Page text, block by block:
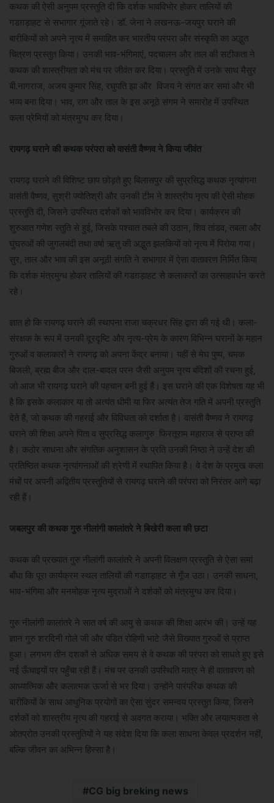
कथक की ऐसी अनुपम प्रस्तुति दी कि दर्शक भावविभोर होकर तालियों की
गडग़ड़ाहट से सभागार गूंजाते रहे। डॉ. जेना ने लखनऊ-जयपुर घराने की
बारीकियों को अपने नृत्य में समाहित कर भारतीय परंपरा और संस्कृति का अद्भुत
चित्रण प्रस्तुत किया। उनकी भाव-भंगिमाएं, पदचालन और ताल की सटीकता ने
कथक की शास्त्रीयता को मंच पर जीवंत कर दिया। प्रस्तुति में उनके साथ मैसुर
बी.नागराज, अजय कुमार सिंह, रघुपति झा और विजय ने संगत कर समां और भी
भव्य बना दिया। भाव, राग और ताल के इस अनूठे संगम ने समारोह में उपस्थित
कला प्रेमियों को मंत्रमुग्ध कर दिया।
रायगढ़ घराने की कथक परंपरा को वासंती वैष्णव ने किया जीवंत
रायगढ़ घराने की विशिष्ट छाप छोड़ते हुए बिलासपुर की सुप्रसिद्ध कथक नृत्यांगना
वासंती वैष्णव, सुश्री ज्योतिश्री और उनकी टीम ने शास्त्रीय नृत्य की ऐसी मोहक
प्रस्तुति दी, जिसने उपस्थित दर्शकों को भावविभोर कर दिया। कार्यक्रम की
शुरुआत गणेश स्तुति से हुई, जिसके पश्चात तबले की उठान, शिव तांडव, तबला और
घुंघरुओं की जुगलबंदी तथा वर्षा ऋतु की अद्भुत झलकियों को नृत्य में पिरोया गया।
सुर, ताल और भाव की इस अनूठी संगति ने सभागार में ऐसा वातावरण निर्मित किया
कि दर्शक मंत्रमुग्ध होकर तालियों की गडग़ड़ाहट से कलाकारों का उत्साहवर्धन करते
रहे।
ज्ञात हो कि रायगढ़ घराने की स्थापना राजा चक्रधर सिंह द्वारा की गई थी। कला-
संरक्षक के रूप में उनकी दूरदृष्टि और नृत्य-प्रेम के कारण विभिन्न घरानों के महान
गुरुओं व कलाकारों ने रायगढ़ को अपना केंद्र बनाया। यहीं से मेघ पुष्प, चमक
बिजली, ब्रह्म बीज और दाल-बादल परन जैसी अनुपम नृत्य बंदिशों की रचना हुई,
जो आज भी रायगढ़ घराने की पहचान बनी हुई हैं। इस घराने की एक विशेषता यह भी
है कि इसके कलाकार या तो अत्यंत धीमी या फिर अत्यंत तेज गति में अपनी प्रस्तुति
देते हैं, जो कथक की गहराई और विविधता को दर्शाता है। वासंती वैष्णव ने रायगढ़
घराने की शिक्षा अपने पिता व सुप्रसिद्ध कलागुरु फिरतूराम महाराज से प्राप्त की
है। कठोर साधना और संगतिक अनुशासन के प्रति उनकी निष्ठा ने उन्हें देश की
प्रतिष्ठित कथक नृत्यांगनाओं की श्रेणी में स्थापित किया है। वे देश के प्रमुख कला
मंचों पर अपनी अद्वितीय प्रस्तुतियों से रायगढ़ घराने की परंपरा को निरंतर आगे बढ़ा
रही हैं।
जबलपुर की कथक गुरु नीलांगी कालांतरे ने बिखेरी कला की छटा
कथक की प्रख्यात गुरु नीलांगी कालांतरे ने अपनी विलक्षण प्रस्तुति से ऐसा समां
बाँधा कि पूरा कार्यक्रम स्थल तालियों की गडग़ड़ाहट से गूँज उठा। उनकी साधना,
भाव-भंगिमा और मनमोहक नृत्य मुद्राओं ने दर्शकों को मंत्रमुग्ध कर दिया।
गुरु नीलांगी कालांतरे ने सात वर्ष की आयु से कथक की शिक्षा आरंभ की। उन्हें यह
ज्ञान गुरु शरदिनी गोले जी और पंडित रोहिणी भाटे जैसे विख्यात गुरुओं से प्राप्त
हुआ। लगभग तीन दशकों से अधिक समय से वे कथक की परंपरा को साधते हुए इसे
नई ऊँचाइयों पर पहुँचा रही हैं। मंच पर उनकी उपस्थिति मात्र ने ही वातावरण को
आध्यात्मिक और कलात्मक ऊर्जा से भर दिया। उन्होंने पारंपरिक कथक की
बारीकियों के साथ आधुनिक प्रयोगों का ऐसा सुंदर समन्वय प्रस्तुत किया, जिसने
दर्शकों को शास्त्रीय नृत्य की गहराई से अवगत कराया। भक्ति और लयात्मकता से
ओतप्रोत उनकी प्रस्तुतियों ने यह संदेश दिया कि कला साधना केवल प्रदर्शन नहीं,
बल्कि जीवन का अभिन्न हिस्सा है।
CG big breking news